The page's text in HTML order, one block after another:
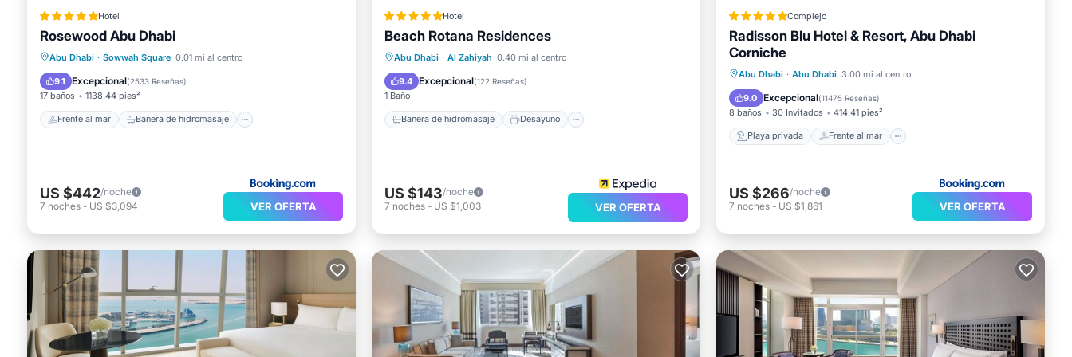
Hotel
Rosewood Abu Dhabi
Abu Dhabi · Sowwah Square 0.01 mi al centro
9.1 Excepcional(2533 Reseñas)
17 baños 1138.44 pies²
Frente al mar Bañera de hidromasaje
Frente al mar
Desayuno
Estación de carga para vehículos eléctricos
US $442/noche
7 noches - US $3,094 VER OFERTA
Hotel
Beach Rotana Residences
Abu Dhabi · Al Zahiyah 0.40 mi al centro
9.4 Excepcional(122 Reseñas)
1 Baño
Bañera de hidromasaje Desayuno
Bañera de hidromasaje
Desayuno
Aparcamiento
US $143/noche
7 noches - US $1,003 VER OFERTA
Complejo
Radisson Blu Hotel & Resort, Abu Dhabi
Corniche
Abu Dhabi · Abu Dhabi 3.00 mi al centro
9.0 Excepcional(11475 Reseñas)
8 baños 30 Invitados 414.41 pies²
Playa privada Frente al mar
Playa privada
Frente al mar
Bañera de hidromasaje
US $266/noche
7 noches - US $1,861 VER OFERTA